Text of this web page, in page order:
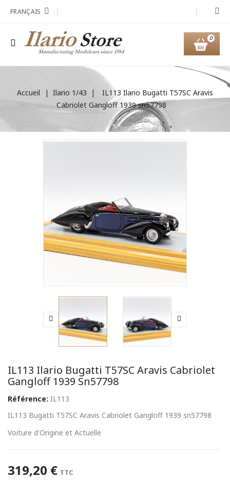
FRANÇAIS
0
Accueil Ilario 1/43
IL113 Ilario Bugatti T57SC Aravis
Cabriolet Gangloff 1939 sn57798
IL113 Ilario Bugatti T57SC Aravis Cabriolet
Gangloff 1939 Sn57798
Référence: IL113
IL113 Bugatti T57SC Aravis Cabriolet Gangloff 1939 sn57798
Voiture d'Origine et Actuelle
319,20 € TTC